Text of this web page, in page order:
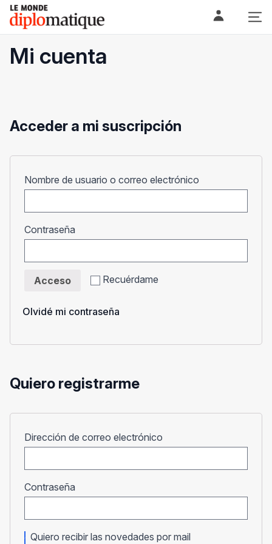
Skip
content
Le monde diplomatique
Mi cuenta
Acceder a mi suscripción
Nombre de usuario o correo electrónico
Contraseña
Recuérdame
Acceso
Olvidé mi contraseña
Quiero registrarme
Dirección de correo electrónico
Contraseña
Quiero recibir las novedades por mail